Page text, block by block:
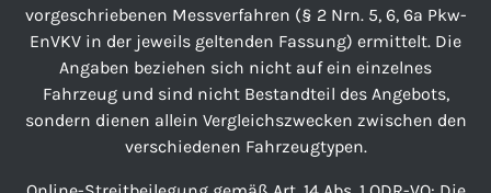
vorgeschriebenen Messverfahren (§ 2 Nrn. 5, 6, 6a Pkw-
EnVKV in der jeweils geltenden Fassung) ermittelt. Die
Angaben beziehen sich nicht auf ein einzelnes
Fahrzeug und sind nicht Bestandteil des Angebots,
sondern dienen allein Vergleichszwecken zwischen den
verschiedenen Fahrzeugtypen.